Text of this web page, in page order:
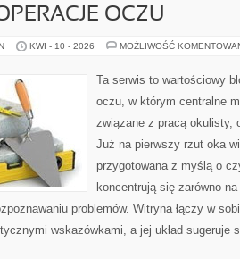
OCZU
KWI - 10 - 2026 MOŻLIWOŚĆ
Ta serwis to wartościowy
oczu, w którym centralne
związane z pracą okulisty,
Już na pierwszy rzut oka
przygotowana z myślą o
koncentrują się zarówno
problemów. Witryna łączy w
wskazówkami, a jej układ sugeruje